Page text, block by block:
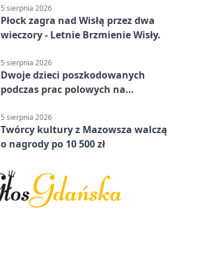
5 sierpnia 2026
Płock zagra nad Wisłą przez dwa
wieczory - Letnie Brzmienie Wisły.
5 sierpnia 2026
Dwoje dzieci poszkodowanych
podczas prac polowych na
5 sierpnia 2026
Twórcy kultury z Mazowsza walczą
o nagrody po 10 500 zł